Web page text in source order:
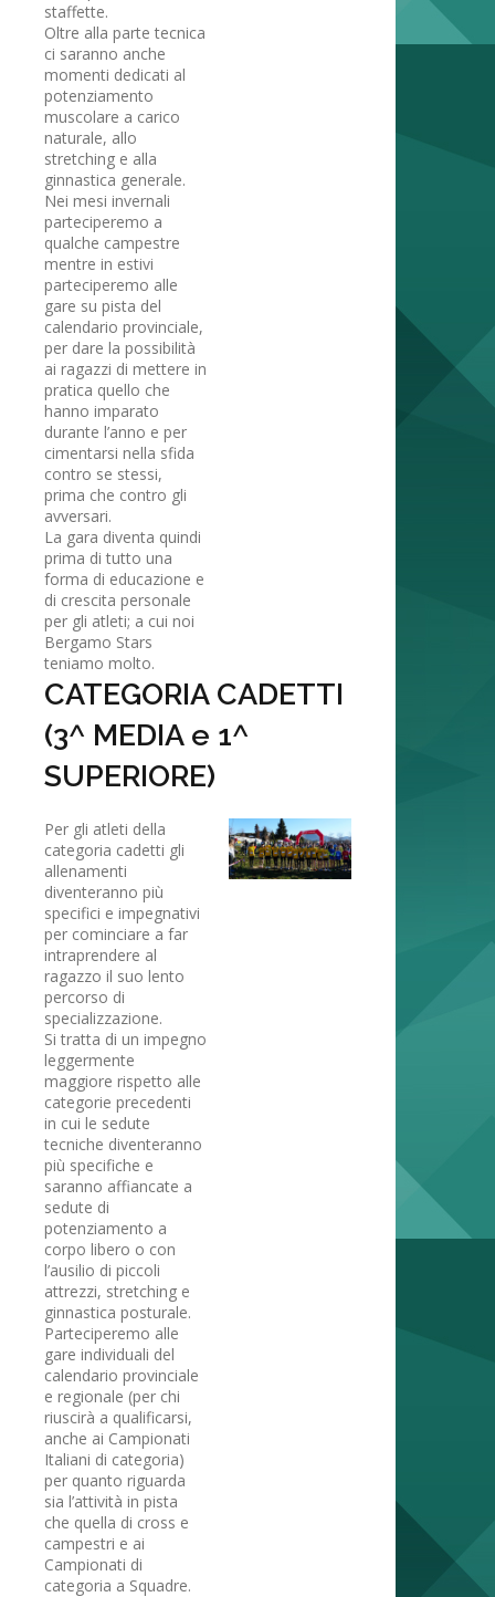
staffette.
Oltre alla parte tecnica
ci saranno anche
momenti dedicati al
potenziamento
muscolare a carico
naturale, allo
stretching e alla
ginnastica generale.
Nei mesi invernali
parteciperemo a
qualche campestre
mentre in estivi
parteciperemo alle
gare su pista del
calendario provinciale,
per dare la possibilità
ai ragazzi di mettere in
pratica quello che
hanno imparato
durante l’anno e per
cimentarsi nella sfida
contro se stessi,
prima che contro gli
avversari.
La gara diventa quindi
prima di tutto una
forma di educazione e
di crescita personale
per gli atleti; a cui noi
Bergamo Stars
teniamo molto.
CATEGORIA CADETTI
(3^ MEDIA e 1^
SUPERIORE)
Per gli atleti della
categoria cadetti gli
allenamenti
diventeranno più
specifici e impegnativi
per cominciare a far
intraprendere al
ragazzo il suo lento
percorso di
specializzazione.
Si tratta di un impegno
leggermente
maggiore rispetto alle
categorie precedenti
in cui le sedute
tecniche diventeranno
più specifiche e
saranno affiancate a
sedute di
potenziamento a
corpo libero o con
l’ausilio di piccoli
attrezzi, stretching e
ginnastica posturale.
Parteciperemo alle
gare individuali del
calendario provinciale
e regionale (per chi
riuscirà a qualificarsi,
anche ai Campionati
Italiani di categoria)
per quanto riguarda
sia l’attività in pista
che quella di cross e
campestri e ai
Campionati di
categoria a Squadre.